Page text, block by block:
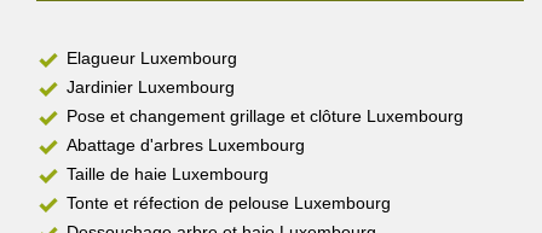
Elagueur Luxembourg
Jardinier Luxembourg
Pose et changement grillage et clôture Luxembourg
Abattage d'arbres Luxembourg
Taille de haie Luxembourg
Tonte et réfection de pelouse Luxembourg